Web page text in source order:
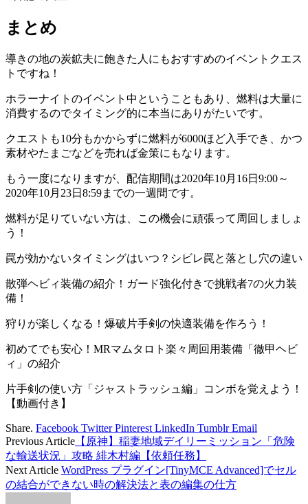
まとめ
導きの地の炭鉱夫に飽きた人にもおすすめのイベントクエス
トですね！
ホラーナイトのイベント中ということもあり、燃料は大量に
消費するのでタイミング的に本当にありがたいです。
クエストも10分もかからずに燃料が6000ほど入手でき、かつ
素材やたまごなどを売れば金策にもなります。
もう一度になりますが、配信期間は2020年10月16日9:00～
2020年10月23日8:59までの一週間です。
燃料が足りていない方は、この機会に頑張って周回しましょ
う！
罠が効かないタイミングはいつ？シビレ罠と落とし穴の違い
散弾ヘビィ装備の紹介！ガード強化付きで挑戦者7の火力装
備！
狩りが楽しくなる！爆破片手剣の快適装備を作ろう！
初めてでも安心！MRマムタロト楽々周回用装備「徹甲ヘビ
ィ」の紹介
片手剣の使い方「ジャストラッシュ編」コンボを覚えよう！
【動画付き】
Share. Facebook Twitter Pinterest LinkedIn Tumblr Email
Previous Article 【原神】稲妻地域デイリーミッション「危険
な輸送状況」攻略 緋木村編【依頼任務】
Next Article WordPress プラグイン[TinyMCE Advanced]でセル
の結合ができない時の解決法と表の編集の仕方